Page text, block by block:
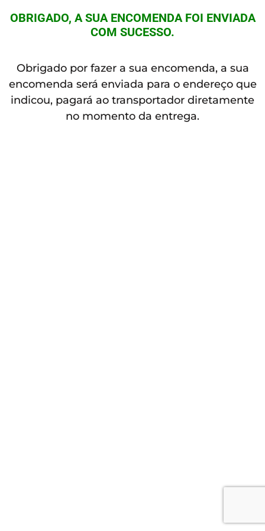
OBRIGADO, A SUA ENCOMENDA FOI ENVIADA
COM SUCESSO.
Obrigado por fazer a sua encomenda, a sua
encomenda será enviada para o endereço que
indicou, pagará ao transportador diretamente
no momento da entrega.